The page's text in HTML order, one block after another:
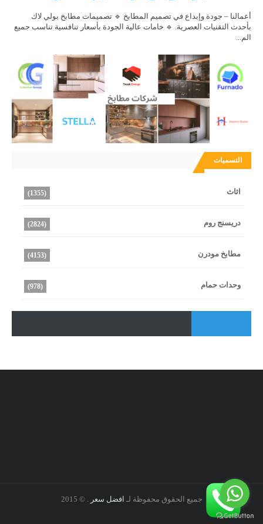
أعمالنا – جودة وإبداع في تصميم المطابخ 🔹 تصميمات مطابخ بولي لاك
بأحدث التقنيات العصرية. 🔹 خامات عالية الجودة بأسعار تنافسية تناسب جميع
الم...
التسميات
اثاث (1355)
دريسنج روم (2824)
مطابخ مودرن (4153)
وحدات حمام (978)
جميع الحقوق محفوظة لـ افضل سعر . © 2015